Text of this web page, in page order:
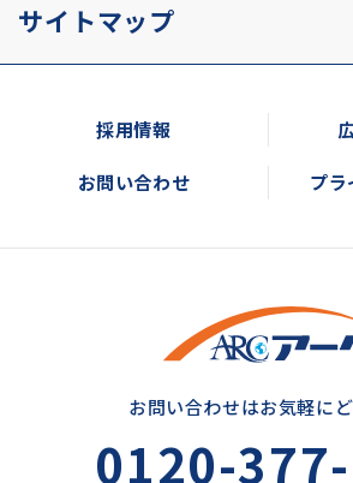
サイトマップ
採用情報
お問い合わせ プラ
お問い合わせはお気軽にど
0120-